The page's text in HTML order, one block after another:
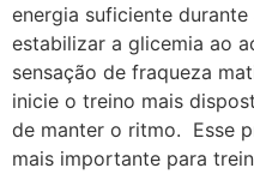
energia suficiente
estabilizar a glicemia ao
sensação de fraqueza
inicie o treino mais
de manter o ritmo. Esse
mais importante para